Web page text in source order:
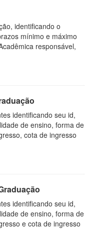
identificando o
mínimo e máximo
responsável,
identificando seu id,
de ensino, forma de
cota de ingresso
identificando seu id,
de ensino, forma de
e cota de ingresso